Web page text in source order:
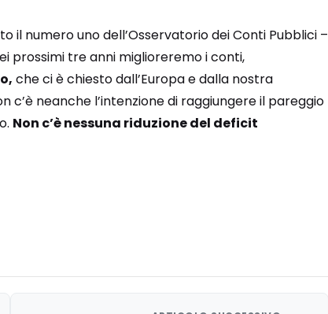
il numero uno dell’Osservatorio dei Conti Pubblici –
prossimi tre anni miglioreremo i conti,
che ci è chiesto dall’Europa e dalla nostra
c’è neanche l’intenzione di raggiungere il pareggio
Non c’è nessuna riduzione del deficit